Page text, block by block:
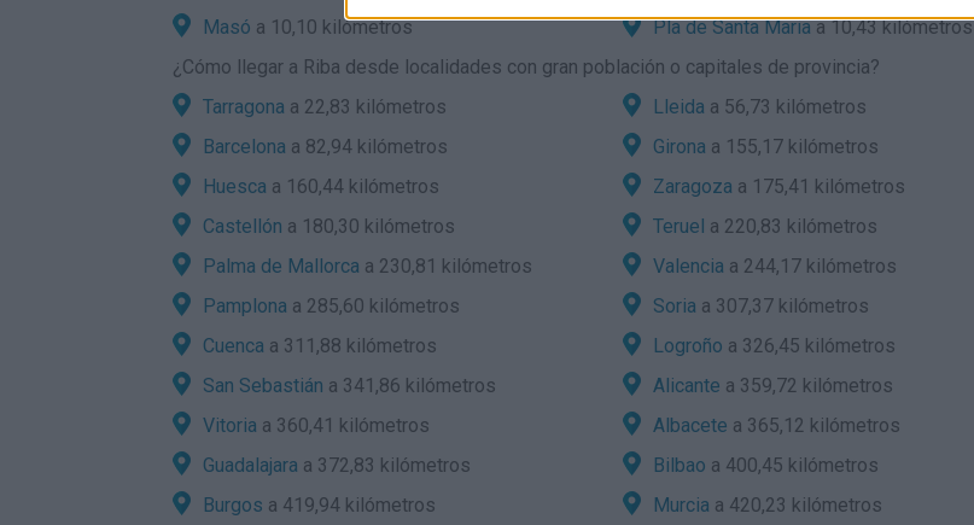
Masó a 10,10 kilómetros Pla de Santa Mariaa 10,43 kilómetros
¿ Cómo llegar a Riba desde localidades con gran población o capitales de provincia?
Tarragona a 22,83 kilómetros Lleida a 56,73 kilómetros
Barcelona a 82,94 kilómetros Girona a 155,17 kilómetros
Huesca a 160,44 kilómetros Zaragoza a 175,41 kilómetros
Castellón a 180,30 kilómetros Teruel a 220,83 kilómetros
Palma de Mallorca a 230,81 kilómetros Valencia a 244,17 kilómetros
Pamplona a 285,60 kilómetros Soria a 307,37 kilómetros
Cuenca a 311,88 kilómetros Logroño a 326,45 kilómetros
San Sebastián a 341,86 kilómetros Alicante a 359,72 kilómetros
Vitoria a 360,41 kilómetros Albacete a 365,12 kilómetros
Guadalajara a 372,83 kilómetros Bilbao a 400,45 kilómetros
Burgos a 419,94 kilómetros Murcia a 420,23 kilómetros